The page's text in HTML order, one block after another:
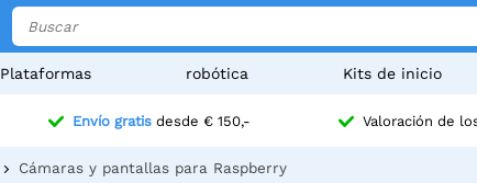
Plataformas robótica Kits de inicio
Envío gratisdesde € 150,- Valoración de
Cámaras y pantallas para Raspberry